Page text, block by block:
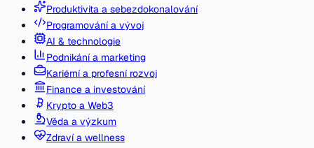
Produktivita a sebezdokonalování
Programování a vývoj
AI & technologie
Podnikání a marketing
Kariérní a profesní rozvoj
Finance a investování
Krypto a Web3
Věda a výzkum
Zdraví a wellness